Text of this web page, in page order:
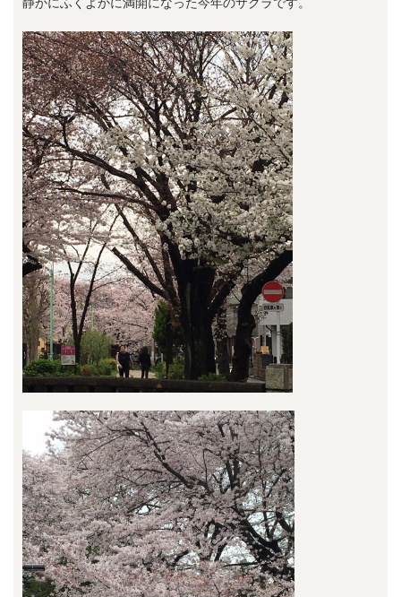
静かにふくよかに満開になった今年のサクラです。